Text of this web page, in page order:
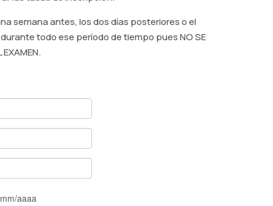
semana antes, los dos días posteriores o el
todo ese período de tiempo pues NO SE
EXAMEN.
aaaa